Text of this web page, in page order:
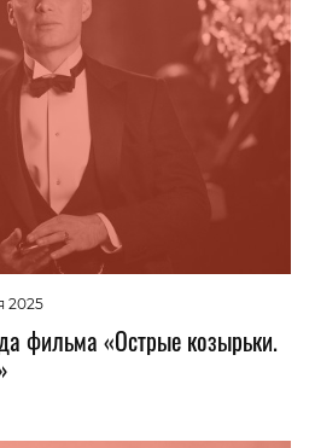
2025
фильма «Острые козырьки.